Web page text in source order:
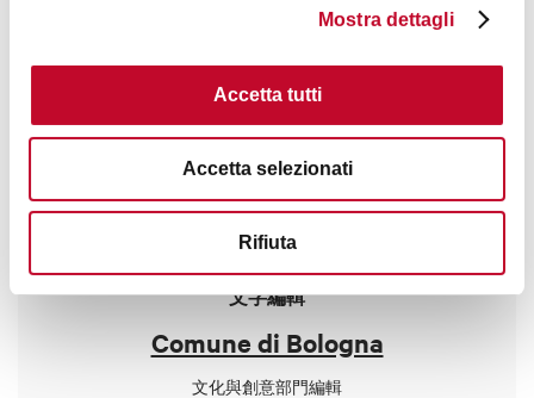
Mostra dettagli
Accetta tutti
Accetta selezionati
Rifiuta
文字編輯
Comune di Bologna
文化與創意部門編輯